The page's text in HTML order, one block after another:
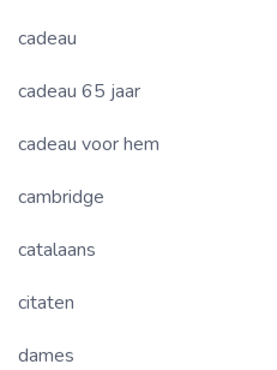
cadeau
cadeau 65 jaar
cadeau voor hem
cambridge
catalaans
citaten
dames